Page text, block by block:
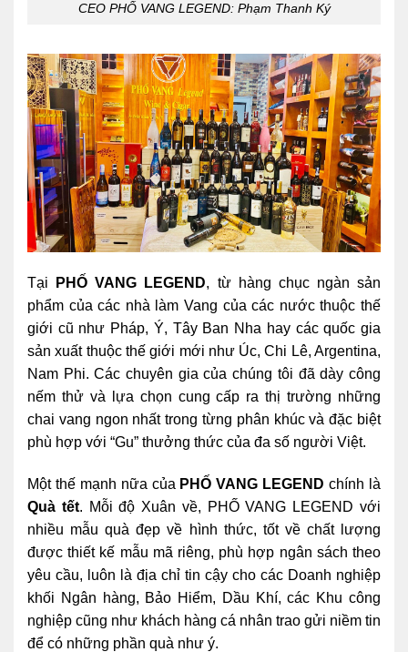
CEO PHỐ VANG LEGEND: Phạm Thanh Ký
Tại PHỐ VANG LEGEND, từ hàng chục ngàn sản
phẩm của các nhà làm Vang của các nước thuộc thế
giới cũ như Pháp, Ý, Tây Ban Nha hay các quốc gia
sản xuất thuộc thế giới mới như Úc, Chi Lê, Argentina,
Nam Phi. Các chuyên gia của chúng tôi đã dày công
nếm thử và lựa chọn cung cấp ra thị trường những
chai vang ngon nhất trong từng phân khúc và đặc biệt
phù hợp với “Gu” thưởng thức của đa số người Việt.
Một thế mạnh nữa của PHỐ VANG LEGEND chính là
Quà tết. Mỗi độ Xuân về, PHỐ VANG LEGEND với
nhiều mẫu quà đẹp về hình thức, tốt về chất lượng
được thiết kế mẫu mã riêng, phù hợp ngân sách theo
yêu cầu, luôn là địa chỉ tin cậy cho các Doanh nghiệp
khối Ngân hàng, Bảo Hiểm, Dầu Khí, các Khu công
nghiệp cũng như khách hàng cá nhân trao gửi niềm tin
để có những phần quà như ý.